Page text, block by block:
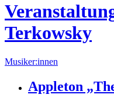
Terkowsky
Musiker:innen
Appleton